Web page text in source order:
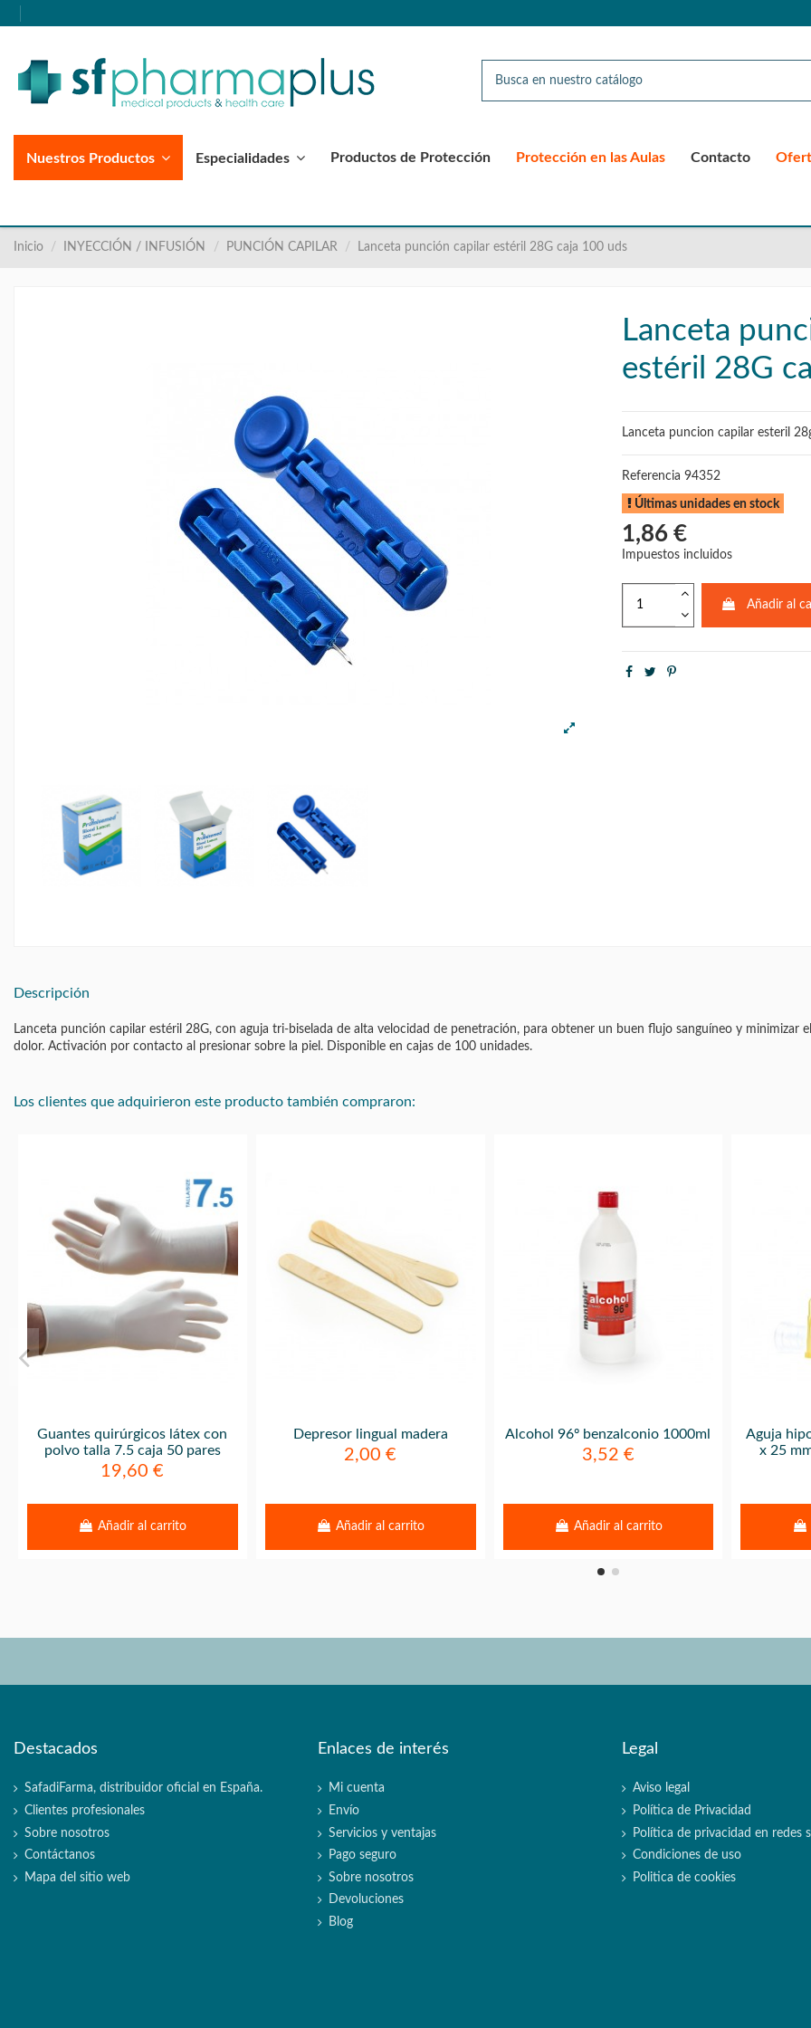
Nuestros Productos Especialidades Productos de Protección Protección en las Aulas Contacto
Inicio INYECCIÓN / INFUSIÓN PUNCIÓN CAPILAR Lanceta punción capilar estéril 28G caja 100 uds
Lanceta
estéril 28G
Lanceta puncion capilar esteril
Referencia 94352
Últimas unidades en stock
1,86 €
Impuestos incluidos
Añadir al
Descripción
Lanceta punción capilar estéril 28G, con aguja tri-biselada de alta velocidad de penetración, para obtener un buen flujo sanguíneo y minimizar el
dolor. Activación por contacto al presionar sobre la piel. Disponible en cajas de 100 unidades.
Los clientes que adquirieron este producto también compraron:
Guantes quirúrgicos látex con
polvo talla 7.5 caja 50 pares
19,60 €
Añadir al carrito
Depresor lingual madera
2,00 €
Añadir al carrito
Alcohol 96º benzalconio 1000ml
3,52 €
Añadir al carrito
Aguja
x 25
Destacados
SafadiFarma, distribuidor oficial en España.
Clientes profesionales
Sobre nosotros
Contáctanos
Mapa del sitio web
Enlaces de interés
Mi cuenta
Envío
Servicios y ventajas
Pago seguro
Sobre nosotros
Devoluciones
Blog
Legal
Aviso legal
Política de Privacidad
Política de privacidad en redes
Condiciones de uso
Politica de cookies